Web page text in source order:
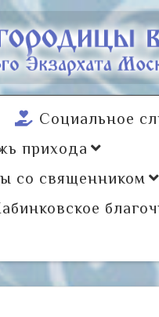
Социальное
прихода
со священником